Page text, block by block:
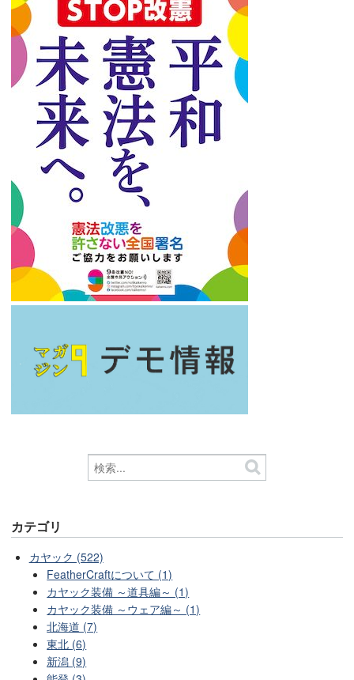
カテゴリ
カヤック (522)
FeatherCraftについて (1)
カヤック装備 ～道具編～ (1)
カヤック装備 ～ウェア編～ (1)
北海道 (7)
東北 (6)
新潟 (9)